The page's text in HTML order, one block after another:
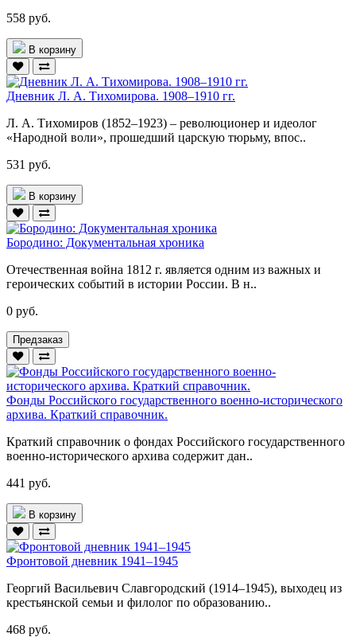
558 руб.
В корзину
Дневник Л. А. Тихомирова. 1908–1910 гг.
Л. А. Тихомиров (1852–1923) – революционер и идеолог
«Народной воли», прошедший царскую тюрьму, впос..
531 руб.
В корзину
Бородино: Документальная хроника
Отечественная война 1812 г. является одним из важных и
героических событий в истории России. В н..
0 руб.
Предзаказ
Фонды Российского государственного военно-исторического
архива. Краткий справочник.
Краткий справочник о фондах Российского государственного
военно-исторического архива содержит дан..
441 руб.
В корзину
Фронтовой дневник 1941–1945
Георгий Васильевич Славгородский (1914–1945), выходец из
крестьянской семьи и филолог по образованию..
468 руб.